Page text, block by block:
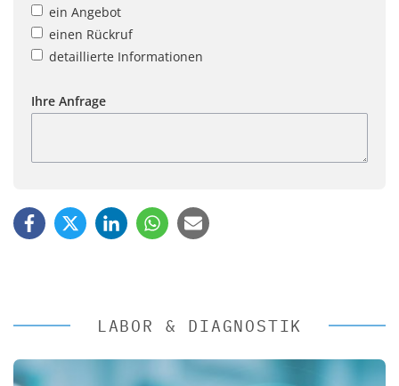
ein Angebot
einen Rückruf
detaillierte Informationen
Ihre Anfrage
LABOR & DIAGNOSTIK